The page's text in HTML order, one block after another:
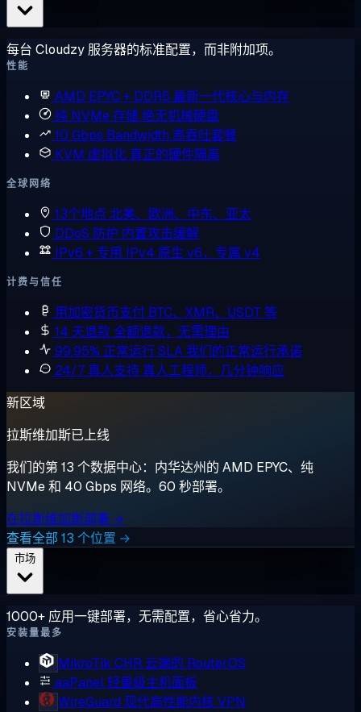
每台 Cloudzy 服务器的标准配置，而非附加项。
性能
AMD EPYC + DDR5 最新一代核心与内存
纯 NVMe 存储绝无机械硬盘
10 Gbps Bandwidth 高吞吐套餐
KVM 虚拟化 真正的硬件隔离
全球网络
13个地点 北美、欧洲、中东、亚太
DDoS 防护 内置攻击缓解
IPv6 + 专用 IPv4 原生 v6，专属 v4
计费与信任
用加密货币支付 BTC、XMR、USDT 等
14 天退款全额退款，无需理由
99.95% 正常运行 SLA我们的正常运行承诺
24/7 真人支持 真人工程师，几分钟响应
新区域
拉斯维加斯已上线
我们的第 13 个数据中心：内华达州的 AMD EPYC、纯
NVMe 和 40 Gbps 网络。60 秒部署。
在拉斯维加斯部署 →
查看全部 13 个位置 →
1000+ 应用一键部署，无需配置，省心省力。
安装量最多
MikroTik CHR 云端的 RouterOS
aaPanel轻量级主机面板
WireGuard 现代高性能内核 VPN